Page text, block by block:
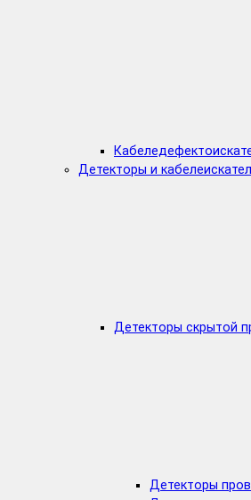
Детекторы и
Детекторы скрытой
Детекторы